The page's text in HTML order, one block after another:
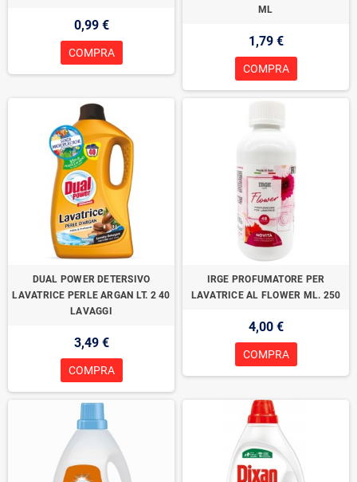
0,99 €
COMPRA
ML
1,79 €
COMPRA
DUAL POWER DETERSIVO
LAVATRICE PERLE ARGAN LT. 2 40
LAVAGGI
3,49 €
COMPRA
IRGE PROFUMATORE PER
LAVATRICE AL FLOWER ML. 250
4,00 €
COMPRA